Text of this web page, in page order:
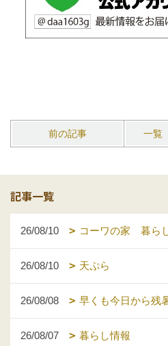
前の記事 一覧
記事一覧
26/08/10 コーワの家 暮ら
26/08/10 天ぷら
26/08/08 早くも今日から残
26/08/07 暮らし情報